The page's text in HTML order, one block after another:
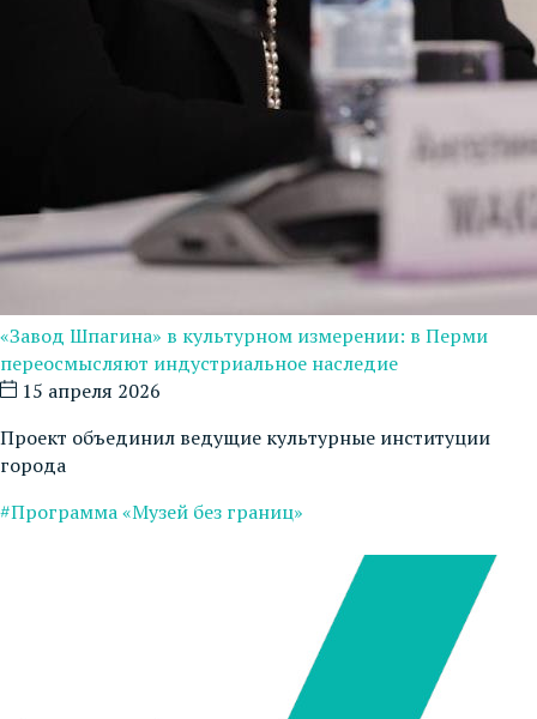
«Завод Шпагина» в культурном измерении: в Перми
переосмысляют индустриальное наследие
15 апреля 2026
Проект объединил ведущие культурные институции
города
#Программа «Музей без границ»